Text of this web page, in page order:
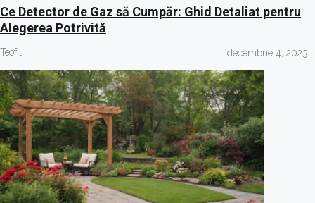
Ce Detector de Gaz să Cumpăr: Ghid Detaliat pentru
Alegerea Potrivită
Teofil decembrie 4, 2023